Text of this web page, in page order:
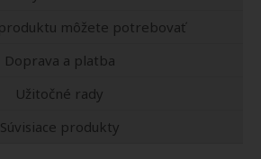
môžete potrebovať
Doprava a platba
Užitočné rady
Súvisiace produkty